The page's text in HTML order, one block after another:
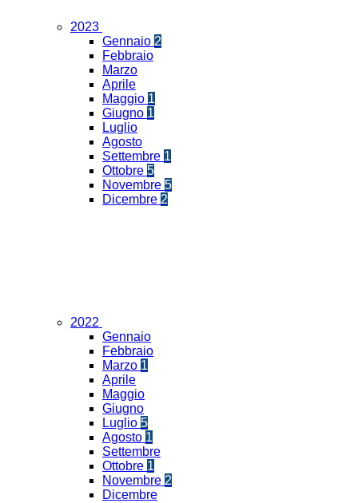
2023
Gennaio 2
Febbraio
Marzo
Aprile
Maggio 1
Giugno 1
Luglio
Agosto
Settembre 1
Ottobre 5
Novembre 5
Dicembre 2
2022
Gennaio
Febbraio
Marzo 1
Aprile
Maggio
Giugno
Luglio 5
Agosto 1
Settembre
Ottobre 1
Novembre 2
Dicembre